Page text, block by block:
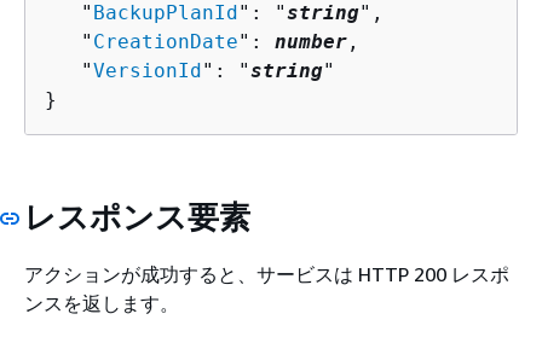
   "
BackupPlanId ": "string",
   "
CreationDate": number ,
   "
VersionId ": "string"
}
レスポンス要素
アクションが成功すると、サービスは HTTP 200 レスポ
ンスを返します。